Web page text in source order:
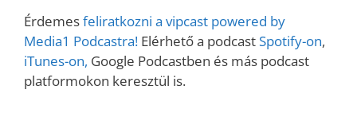
Érdemesfeliratkozni a vipcast powered by
Media1 Podcastra! Elérhető a podcastSpotify-on,
iTunes-on, Google Podcastben és más podcast
platformokon keresztül is.